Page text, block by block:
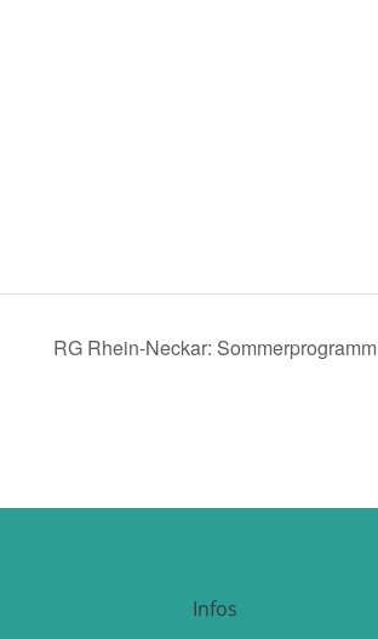
RG Rhein-Neckar: Sommerprogramm
Infos